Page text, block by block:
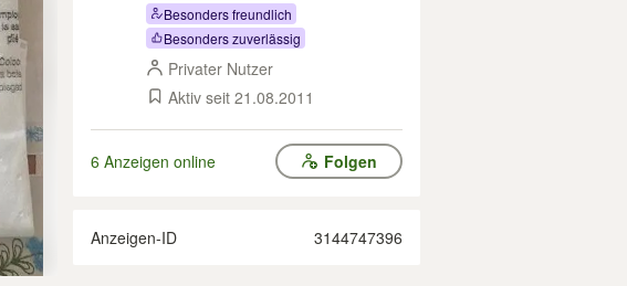
Besonders freundlich
Besonders zuverlässig
Privater Nutzer
Aktiv seit 21.08.2011
6 Anzeigen online Folgen
Anzeigen-ID 3144747396